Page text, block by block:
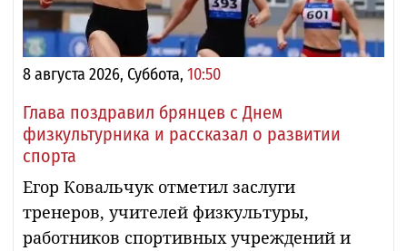
8 августа 2026, Суббота, 10:50
Глава поздравил брянцев с Днем
физкультурника и рассказал о развитии
спорта
Егор Ковальчук отметил заслуги
тренеров, учителей физкультуры,
работников спортивных учреждений и